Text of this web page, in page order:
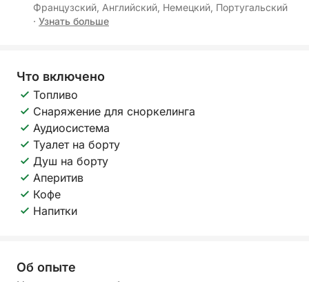
Французский, Английский, Немецкий, Португальский
· Узнать больше
Что включено
Топливо
Снаряжение для сноркелинга
Аудиосистема
Туалет на борту
Душ на борту
Аперитив
Кофе
Напитки
Об опыте